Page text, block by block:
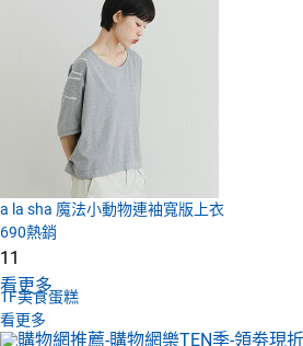
a la sha 魔法小動物連袖寬版上衣
690熱銷
11
看更多
1F美食蛋糕
看更多